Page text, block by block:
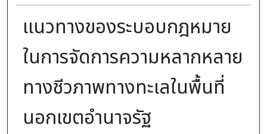
แนวทางของระบอบกฎหมาย
ในการจัดการความหลากหลาย
ทางชีวภาพทางทะเลในพื้นที่
นอกเขตอำนาจรัฐ